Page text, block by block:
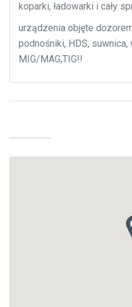
koparki, ładowarki i cały
urządzenia objęte
podnośniki, HDS, suwnica,
MIG/MAG,TIG!!